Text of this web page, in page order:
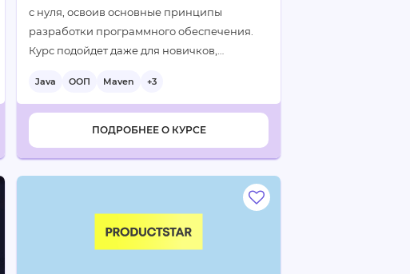
с нуля, освоив основные принципы
разработки программного обеспечения.
Курс подойдет даже для новичков,
для успешной карьеры в IT…
Java ООП Maven +3
ПОДРОБНЕЕ О КУРСЕ